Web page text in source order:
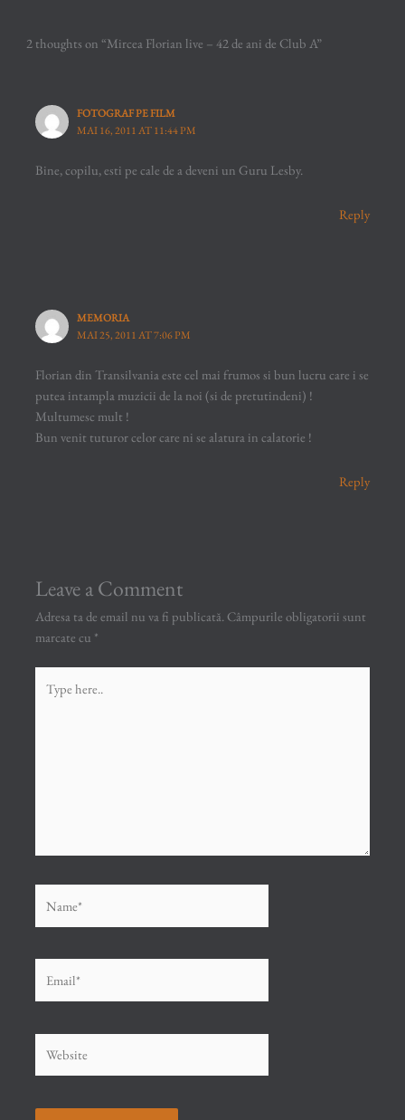
2 thoughts on “Mircea Florian live – 42 de ani de Club A”
FOTOGRAF PE FILM
MAI 16, 2011 AT 11:44 PM
Bine, copilu, esti pe cale de a deveni un Guru Lesby.
Reply
MEMORIA
MAI 25, 2011 AT 7:06 PM
Florian din Transilvania este cel mai frumos si bun lucru care i se
putea intampla muzicii de la noi (si de pretutindeni) !
Multumesc mult !
Bun venit tuturor celor care ni se alatura in calatorie !
Reply
Leave a Comment
Adresa ta de email nu va fi publicată. Câmpurile obligatorii sunt
marcate cu *
here..